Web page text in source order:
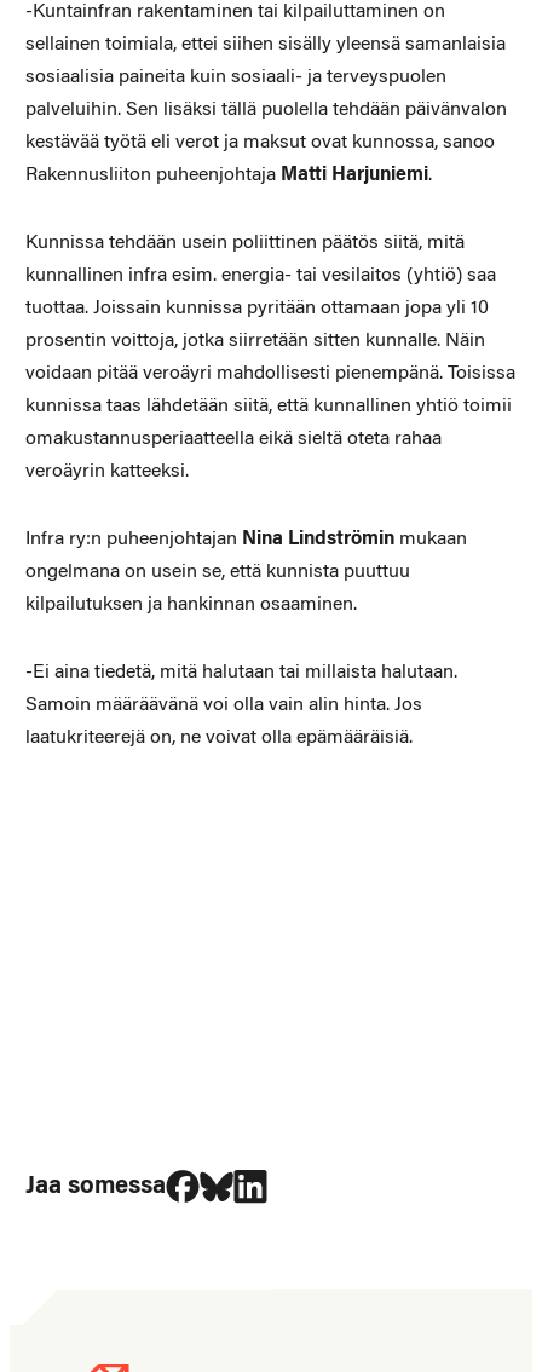
-Kuntainfran rakentaminen tai kilpailuttaminen on
sellainen toimiala, ettei siihen sisälly yleensä samanlaisia
sosiaalisia paineita kuin sosiaali- ja terveyspuolen
palveluihin. Sen lisäksi tällä puolella tehdään päivänvalon
kestävää työtä eli verot ja maksut ovat kunnossa, sanoo
Rakennusliiton puheenjohtajaMatti Harjuniemi.
Kunnissa tehdään usein poliittinen päätös siitä, mitä
kunnallinen infra esim. energia- tai vesilaitos (yhtiö) saa
tuottaa. Joissain kunnissa pyritään ottamaan jopa yli 10
prosentin voittoja, jotka siirretään sitten kunnalle. Näin
voidaan pitää veroäyri mahdollisesti pienempänä. Toisissa
kunnissa taas lähdetään siitä, että kunnallinen yhtiö toimii
omakustannusperiaatteella eikä sieltä oteta rahaa
veroäyrin katteeksi.
Infra ry:n puheenjohtajan Nina Lindströminmukaan
ongelmana on usein se, että kunnista puuttuu
kilpailutuksen ja hankinnan osaaminen.
-Ei aina tiedetä, mitä halutaan tai millaista halutaan.
Samoin määräävänä voi olla vain alin hinta. Jos
laatukriteerejä on, ne voivat olla epämääräisiä.
Jaa somessa
Jaa Facebookissa
Jaa Blueskyssa
Jaa LinkedIn:ssä